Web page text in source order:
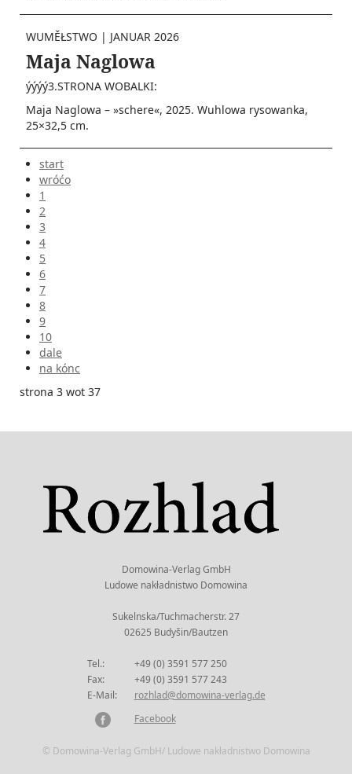
WUMĚŁSTWO | JANUAR 2026
Maja Naglowa
ýýýý3.STRONA WOBALKI:
Maja Naglowa – »schere«, 2025. Wuhlowa rysowanka,
25×32,5 cm.
start
wróćo
1
2
3
4
5
6
7
8
9
10
dale
na kónc
strona 3 wot 37
Domowina-Verlag GmbH
Ludowe nakładnistwo Domowina
Sukelnska/Tuchmacherstr. 27
02625 Budyšin/Bautzen
Tel.:
+49 (0) 3591 577 250
Fax:
+49 (0) 3591 577 243
E-Mail:
rozhlad@domowina-verlag.de
Facebook
© Domowina-Verlag GmbH/ Ludowe nakładnistwo Domowina